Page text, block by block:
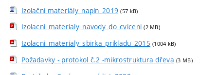
Izolační materiály_napln_2019 (57 kB)
Izolacni_materialy_navody_do_cviceni (2 MB)
Izolacni_materialy_sbirka_prikladu_2015 (1004 kB)
Požadavky - protokol č.2 -mikrostruktura dřeva (3 MB)